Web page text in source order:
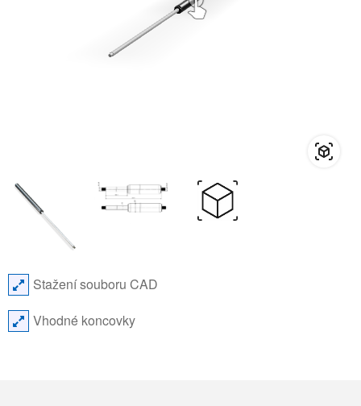
Stažení souboru CAD
Vhodné koncovky